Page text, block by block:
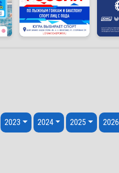
Перейти к содержанию
2023 2024 2025 2026